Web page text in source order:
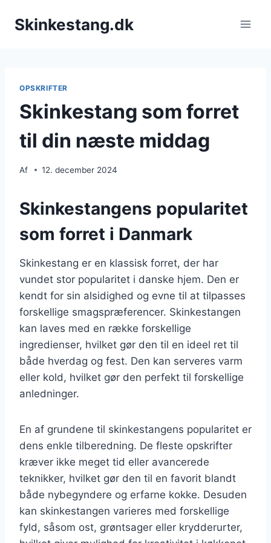
Skinkestang.dk
OPSKRIFTER
Skinkestang som forret
til din næste middag
Af 12. december 2024
Skinkestangens popularitet
som forret i Danmark
Skinkestang er en klassisk forret, der har
vundet stor popularitet i danske hjem. Den er
kendt for sin alsidighed og evne til at tilpasses
forskellige smagspræferencer. Skinkestangen
kan laves med en række forskellige
ingredienser, hvilket gør den til en ideel ret til
både hverdag og fest. Den kan serveres varm
eller kold, hvilket gør den perfekt til forskellige
anledninger.
En af grundene til skinkestangens popularitet er
dens enkle tilberedning. De fleste opskrifter
kræver ikke meget tid eller avancerede
teknikker, hvilket gør den til en favorit blandt
både nybegyndere og erfarne kokke. Desuden
kan skinkestangen varieres med forskellige
fyld, såsom ost, grøntsager eller krydderurter,